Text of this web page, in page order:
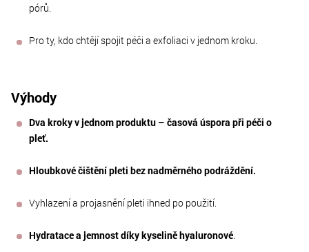
pórů.
Pro ty, kdo chtějí spojit péči a exfoliaci v jednom kroku.
Výhody
Dva kroky v jednom produktu – časová úspora při péči o
pleť.
Hloubkové čištění pleti bez nadměrného podráždění.
Vyhlazení a projasnění pleti ihned po použití.
Hydratace a jemnost díky kyselině hyaluronové.